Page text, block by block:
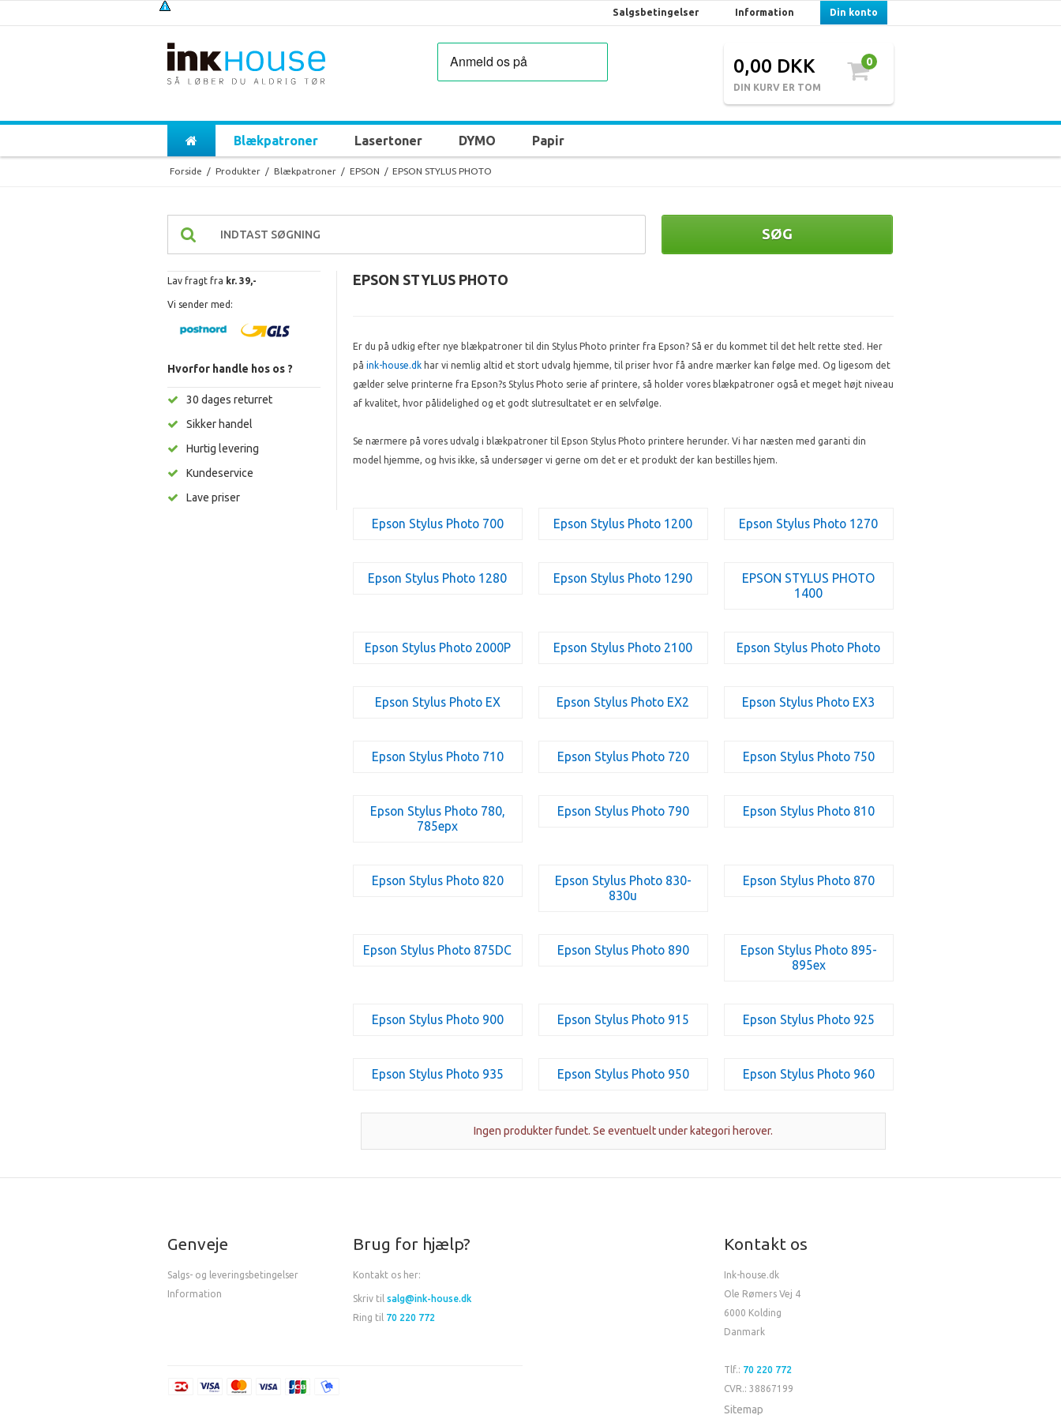
Salgsbetingelser Information Din konto
0,00 DKK
DIN KURV ER TOM
0
Blækpatroner Lasertoner DYMO Papir
Forside / Produkter / Blækpatroner / EPSON / EPSON STYLUS PHOTO
SØG
EPSON STYLUS PHOTO
Er du på udkig efter nye blækpatroner til din Stylus Photo printer fra Epson? Så er du kommet til det helt rette sted. Her
på ink-house.dk har vi nemlig altid et stort udvalg hjemme, til priser hvor få andre mærker kan følge med. Og ligesom det
gælder selve printerne fra Epson?s Stylus Photo serie af printere, så holder vores blækpatroner også et meget højt niveau
af kvalitet, hvor pålidelighed og et godt slutresultatet er en selvfølge.
Se nærmere på vores udvalg i blækpatroner til Epson Stylus Photo printere herunder. Vi har næsten med garanti din
model hjemme, og hvis ikke, så undersøger vi gerne om det er et produkt der kan bestilles hjem.
Epson Stylus Photo 700 Epson Stylus Photo 1200 Epson Stylus Photo 1270
Epson Stylus Photo 1280 Epson Stylus Photo 1290
EPSON STYLUS PHOTO
1400
Epson Stylus Photo 2000P Epson Stylus Photo 2100 Epson Stylus Photo Photo
Epson Stylus Photo EX Epson Stylus Photo EX2 Epson Stylus Photo EX3
Epson Stylus Photo 710 Epson Stylus Photo 720 Epson Stylus Photo 750
Epson Stylus Photo 780,
785epx
Epson Stylus Photo 790 Epson Stylus Photo 810
Epson Stylus Photo 820
Epson Stylus Photo 830-
830u
Epson Stylus Photo 870
Epson Stylus Photo 875DC Epson Stylus Photo 890
Epson Stylus Photo 895-
895ex
Epson Stylus Photo 900 Epson Stylus Photo 915 Epson Stylus Photo 925
Epson Stylus Photo 935 Epson Stylus Photo 950 Epson Stylus Photo 960
Ingen produkter fundet. Se eventuelt under kategori herover.
Lav fragt fra kr. 39,-
Vi sender med:
Hvorfor handle hos os ?
30 dages returret
Sikker handel
Hurtig levering
Kundeservice
Lave priser
Genveje
Salgs- og leveringsbetingelser
Information
Brug for hjælp?
Kontakt os her:
Skriv til salg@ink-house.dk
Ring til 70 220 772
Kontakt os
Ink-house.dk
Ole Rømers Vej 4
6000 Kolding
Danmark
Tlf.: 70 220 772
CVR.: 38867199
Sitemap